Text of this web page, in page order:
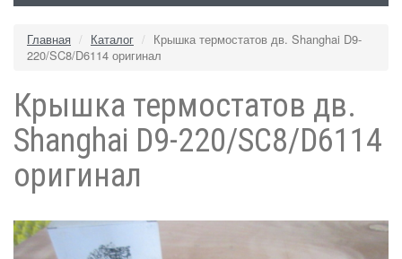
Главная Каталог
Крышка термостатов дв. Shanghai D9-
220/SC8/D6114 оригинал
Крышка термостатов дв.
Shanghai D9-220/SC8/D6114
оригинал